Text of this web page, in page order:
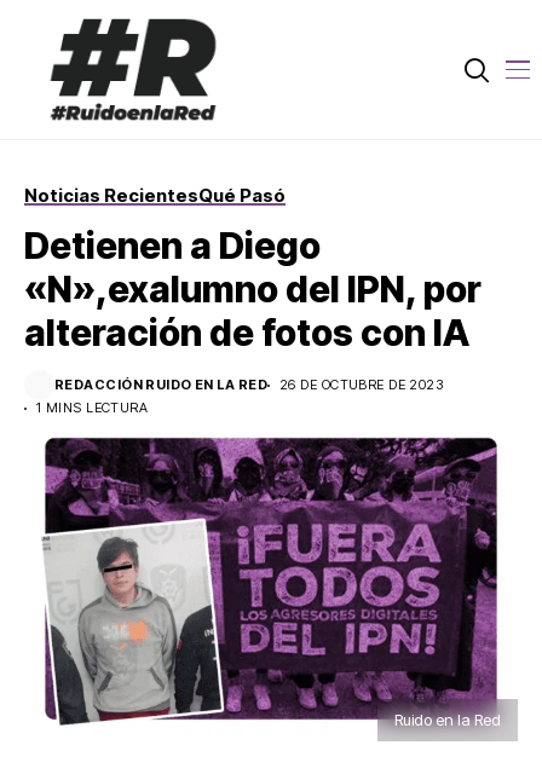
Noticias RecientesQué Pasó
Detienen a Diego
«N»,exalumno del IPN, por
alteración de fotos con IA
REDACCIÓN RUIDO EN LA RED
26 DE OCTUBRE DE 2023
1 MINS LECTURA
Ruido en la Red